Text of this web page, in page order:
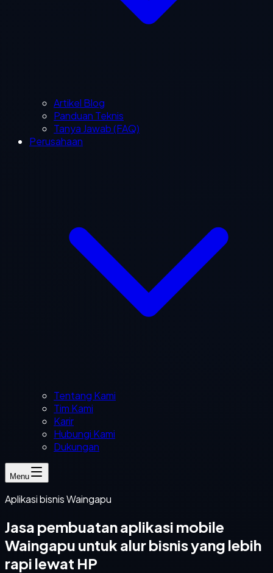
Artikel Blog
Panduan Teknis
Tanya Jawab (FAQ)
Perusahaan
Tentang Kami
Tim Kami
Karir
Hubungi Kami
Dukungan
Menu
Aplikasi bisnis Waingapu
Jasa pembuatan aplikasi mobile
Waingapu untuk alur bisnis yang lebih
rapi lewat HP